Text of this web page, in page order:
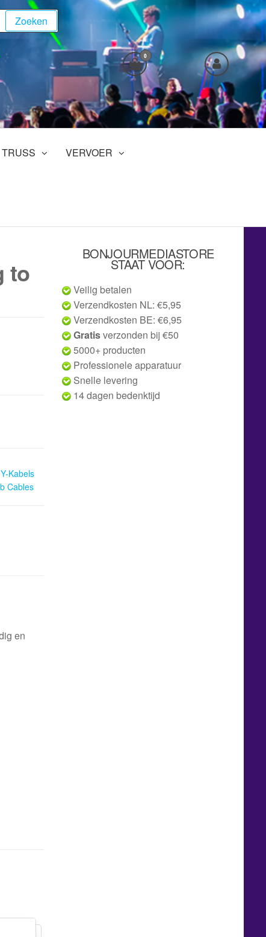
Zoeken
0
TRUSS VERVOER
to
Y-Kabels
Cables
en
BONJOURMEDIASTORE
STAAT VOOR:
Veilig betalen
Verzendkosten NL: €5,95
Verzendkosten BE: €6,95
Gratisverzonden bij €50
5000+ producten
Professionele apparatuur
Snelle levering
14 dagen bedenktijd